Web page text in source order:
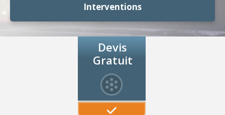
Interventions
Devis
Gratuit